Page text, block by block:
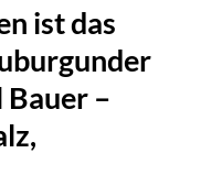
ist das
–